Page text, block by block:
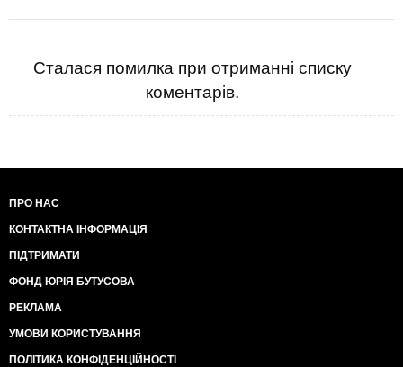
Сталася помилка при отриманні списку
коментарів.
ПРО НАС
КОНТАКТНА ІНФОРМАЦІЯ
ПІДТРИМАТИ
ФОНД ЮРІЯ БУТУСОВА
РЕКЛАМА
УМОВИ КОРИСТУВАННЯ
ПОЛІТИКА КОНФІДЕНЦІЙНОСТІ